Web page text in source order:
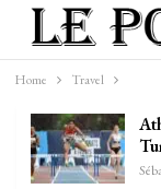
Home Travel